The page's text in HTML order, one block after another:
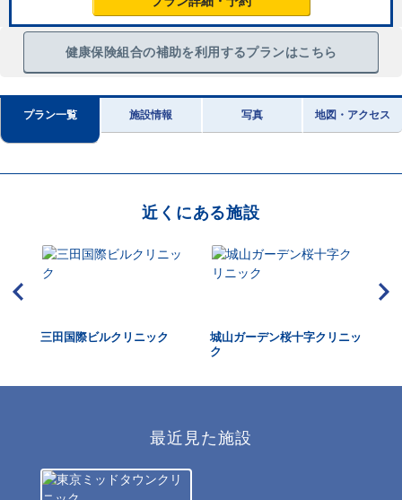
健康保険組合の補助を利用するプランはこちら
プラン一覧 施設情報 写真 地図・アクセス
近くにある施設
三田国際ビルクリニック
城山ガーデン桜十字クリニッ
ク
最近見た施設